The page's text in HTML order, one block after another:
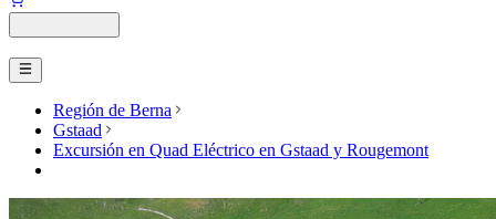
Región de Berna
Gstaad
Excursión en Quad Eléctrico en Gstaad y Rougemont